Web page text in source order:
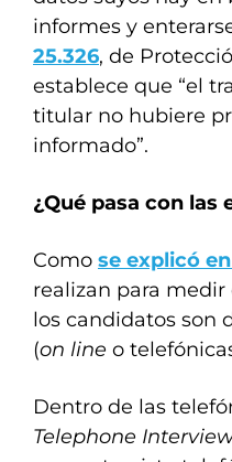
informes y
25.326, de
establece que “el
titular no hubiere
informado”.
¿Qué pasa con las
Como se explicó
realizan para
los candidatos son
(on line o
Dentro de las
Telephone